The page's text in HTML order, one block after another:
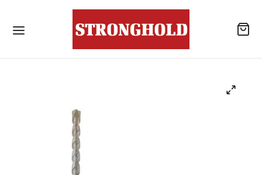
หะสำหรับงานโครงสร้างเหล็ก / สกรูยึดหลังคา